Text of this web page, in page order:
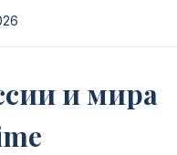
и мира